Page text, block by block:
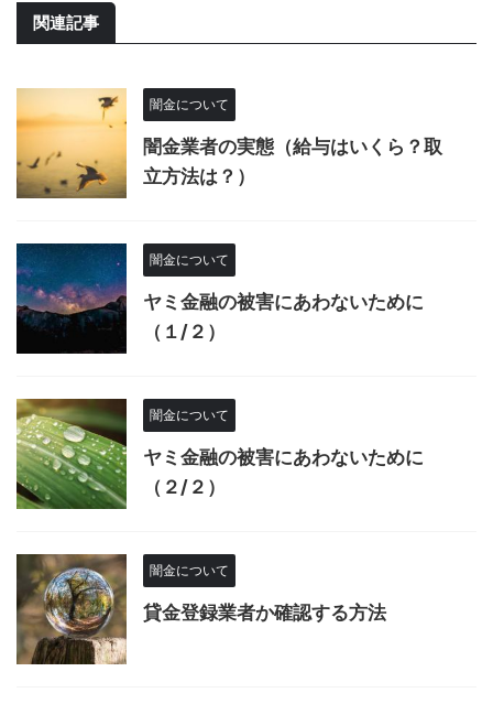
関連記事
闇金について
闇金業者の実態（給与はいくら？取
立方法は？）
闇金について
ヤミ金融の被害にあわないために
（１/２）
闇金について
ヤミ金融の被害にあわないために
（２/２）
闇金について
貸金登録業者か確認する方法